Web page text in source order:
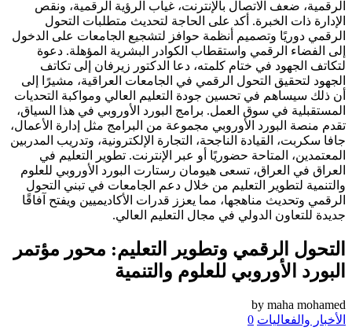
التحول الرقمي وتطوير التعليم: محور مؤتمر
البورد الأوروبي للعلوم والتنمية
by maha mohamed
الأخبار والفعاليات 0